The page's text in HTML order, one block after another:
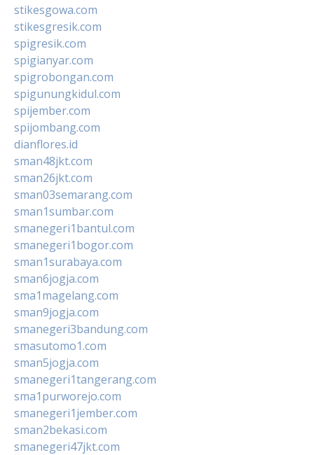
stikesgowa.com
stikesgresik.com
spigresik.com
spigianyar.com
spigrobongan.com
spigunungkidul.com
spijember.com
spijombang.com
dianflores.id
sman48jkt.com
sman26jkt.com
sman03semarang.com
sman1sumbar.com
smanegeri1bantul.com
smanegeri1bogor.com
sman1surabaya.com
sman6jogja.com
sma1magelang.com
sman9jogja.com
smanegeri3bandung.com
smasutomo1.com
sman5jogja.com
smanegeri1tangerang.com
sma1purworejo.com
smanegeri1jember.com
sman2bekasi.com
smanegeri47jkt.com